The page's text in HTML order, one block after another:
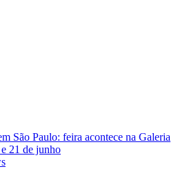
São Paulo: feira acontece na Galeria
21 de junho